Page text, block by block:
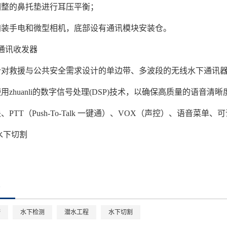
的鼻托垫进行耳压平衡；
手电和微型相机，底部设有通讯模块安装仓。
讯收发器
救援与公共安全需求设计的单边带、多波段的无线水下通讯
zhuanli的数字信号处理(DSP)技术，以确保高质量的语音清
PTT（Push-To-Talk 一键通）、VOX（声控）、语音菜单、
下切割
水下检测 潜水工程 水下切割